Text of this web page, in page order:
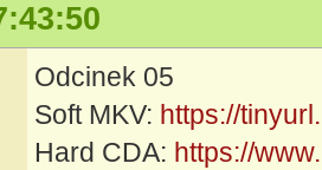
Odcinek 05
Soft MKV: https://
Hard CDA: https://